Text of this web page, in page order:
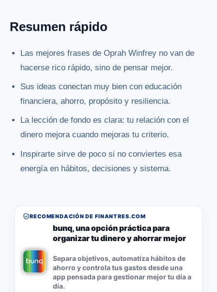
Resumen rápido
Las mejores frases de Oprah Winfrey no van de
hacerse rico rápido, sino de pensar mejor.
Sus ideas conectan muy bien con educación
financiera, ahorro, propósito y resiliencia.
La lección de fondo es clara: tu relación con el
dinero mejora cuando mejoras tu criterio.
Inspirarte sirve de poco si no conviertes esa
energía en hábitos, decisiones y sistema.
RECOMENDACIÓN DE FINANTRES.COM
bunq, una opción práctica para
organizar tu dinero y ahorrar mejor
Separa objetivos, automatiza hábitos de
ahorro y controla tus gastos desde una
app pensada para gestionar mejor tu día a
día.